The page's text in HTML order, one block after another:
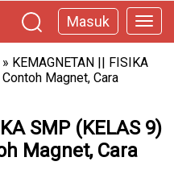
Masuk
» KEMAGNETAN || FISIKA
Magnet, Cara
SMP (KELAS 9)
Magnet, Cara